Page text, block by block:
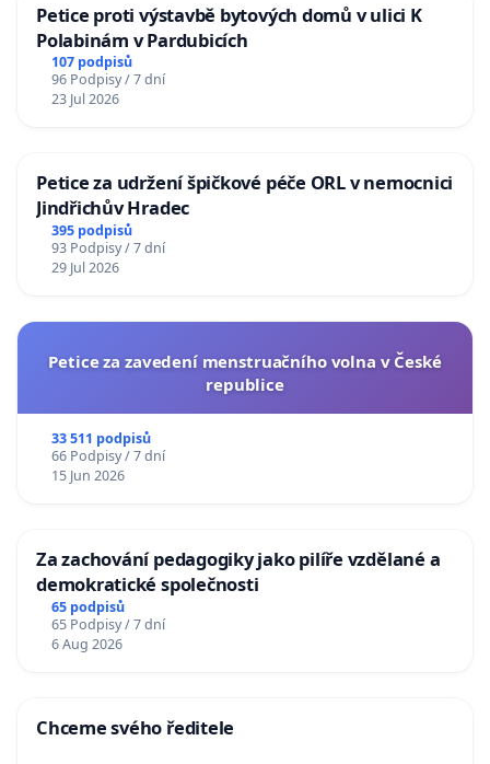
Petice proti výstavbě bytových domů v ulici K
Polabinám v Pardubicích
107 podpisů
96 Podpisy / 7 dní
23 Jul 2026
Petice za udržení špičkové péče ORL v nemocnici
Jindřichův Hradec
395 podpisů
93 Podpisy / 7 dní
29 Jul 2026
Petice za zavedení menstruačního volna v České
republice
33 511 podpisů
66 Podpisy / 7 dní
15 Jun 2026
Za zachování pedagogiky jako pilíře vzdělané a
demokratické společnosti
65 podpisů
65 Podpisy / 7 dní
6 Aug 2026
Chceme svého ředitele